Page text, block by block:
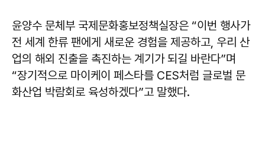
윤양수 문체부 국제문화홍보정책실장은 “이번 행사가
전 세계 한류 팬에게 새로운 경험을 제공하고, 우리 산
업의 해외 진출을 촉진하는 계기가 되길 바란다”며
“장기적으로 마이케이 페스타를 CES처럼 글로벌 문
화산업 박람회로 육성하겠다”고 말했다.